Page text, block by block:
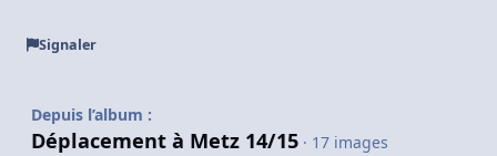
Signaler
Depuis l’album :
Déplacement à Metz 14/15 · 17 images